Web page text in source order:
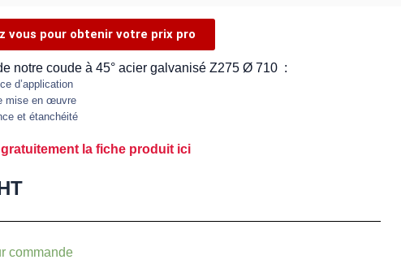
vous pour obtenir votre prix pro
notre coude à 45° acier galvanisé Z275 Ø 710 :
d’application
mise en œuvre
et étanchéité
la fiche produit ici
commande